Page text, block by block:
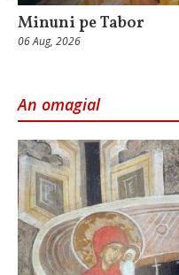
Minuni pe Tabor
06 Aug, 2026
An omagial